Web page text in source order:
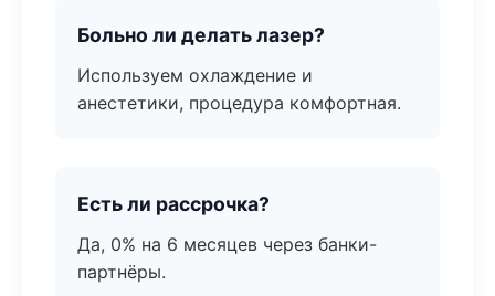
Больно ли делать лазер?
Используем охлаждение и
анестетики, процедура комфортная.
Есть ли рассрочка?
Да, 0% на 6 месяцев через банки-
партнёры.